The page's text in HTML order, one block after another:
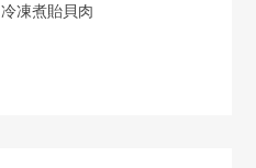
冷凍煮貽貝肉